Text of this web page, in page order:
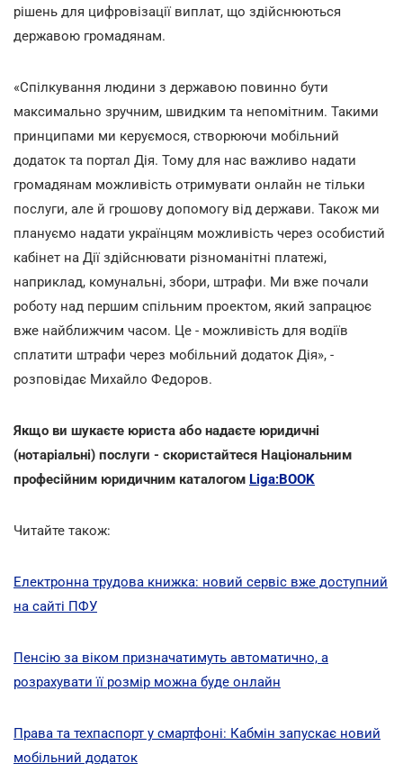
рішень для цифровізації виплат, що здійснюються
державою громадянам.
«Спілкування людини з державою повинно бути
максимально зручним, швидким та непомітним. Такими
принципами ми керуємося, створюючи мобільний
додаток та портал Дія. Тому для нас важливо надати
громадянам можливість отримувати онлайн не тільки
послуги, але й грошову допомогу від держави. Також ми
плануємо надати українцям можливість через особистий
кабінет на Дії здійснювати різноманітні платежі,
наприклад, комунальні, збори, штрафи. Ми вже почали
роботу над першим спільним проектом, який запрацює
вже найближчим часом. Це - можливість для водіїв
сплатити штрафи через мобільний додаток Дія», -
розповідає Михайло Федоров.
Якщо ви шукаєте юриста або надаєте юридичні
(нотаріальні) послуги - скористайтеся Національним
професійним юридичним каталогом Liga:BOOK
Читайте також:
Електронна трудова книжка: новий сервіс вже доступний
на сайті ПФУ
Пенсію за віком призначатимуть автоматично, а
розрахувати її розмір можна буде онлайн
Права та техпаспорт у смартфоні: Кабмін запускає новий
мобільний додаток